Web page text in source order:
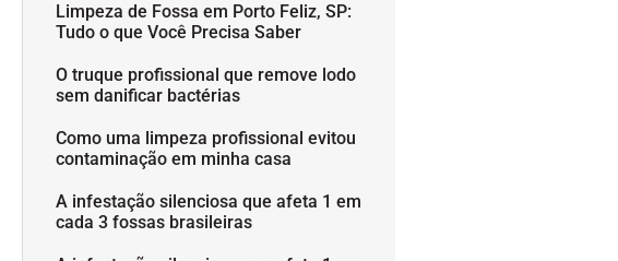
Limpeza de Fossa em Porto Feliz, SP:
Tudo o que Você Precisa Saber
O truque profissional que remove lodo
sem danificar bactérias
Como uma limpeza profissional evitou
contaminação em minha casa
A infestação silenciosa que afeta 1 em
cada 3 fossas brasileiras